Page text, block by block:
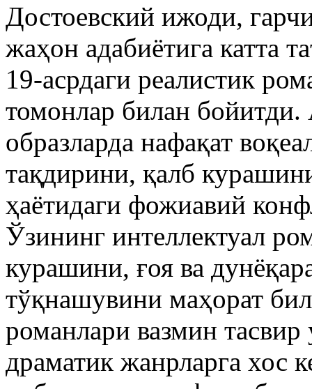
Достоевский ижоди,
жаҳон адабиётига катта
19-асрдаги реалистик
томонлар билан
образларда нафақат
тақдирини, қалб
ҳаётидаги фожиавий
Ўзининг интеллектуал
курашини, ғоя ва
тўқнашувини маҳорат
романлари вазмин
драматик жанрларга хос